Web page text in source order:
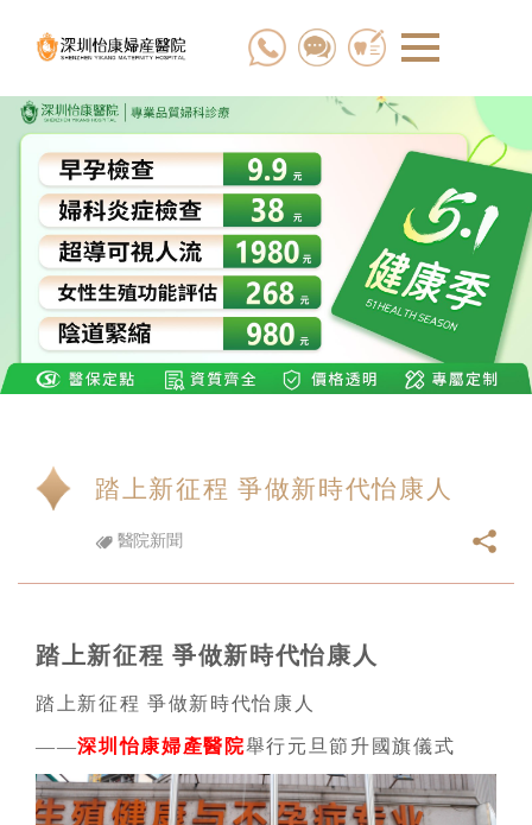
踏上新征程 爭做新時代怡康人
醫院新聞
踏上新征程 爭做新時代怡康人
踏上新征程 爭做新時代怡康人
——深圳怡康婦產醫院舉行元旦節升國旗儀式